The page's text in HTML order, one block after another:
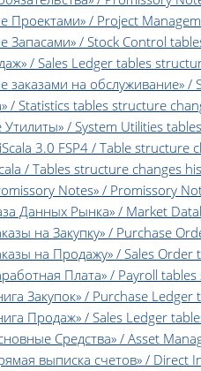
Проектами» / Project
Запасами» / Stock Control
/ Sales Ledger tables
заказами на обслуживание»
/ Statistics tables structure
/ System Utilities
3.0 FSP4 / Table structure
/ Tables structure changes
Notes» / Promissory
Данных Рынка» / Market
на Закупку» / Purchase
на Продажу» / Sales
Плата» / Payroll
Закупок» / Purchase
Продаж» / Sales Ledger
Средства» / Asset
выписка счетов» / Direct